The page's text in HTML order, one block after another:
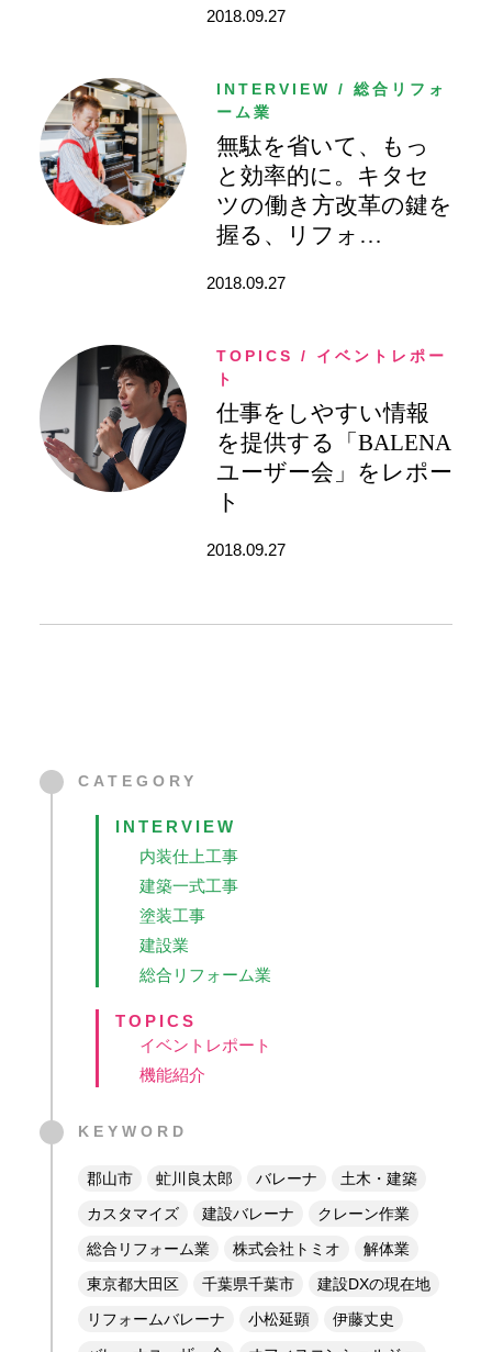
2018.09.27
INTERVIEW / 総合リフォ
ーム業
無駄を省いて、もっ
と効率的に。キタセ
ツの働き方改革の鍵を
握る、リフォ …
2018.09.27
TOPICS / イベントレポー
ト
仕事をしやすい情報
を提供する「BALENA
ユーザー会」をレポー
ト
2018.09.27
CATEGORY
INTERVIEW
内装仕上工事
建築一式工事
塗装工事
建設業
総合リフォーム業
TOPICS
イベントレポート
機能紹介
KEYWORD
郡山市 虻川良太郎 バレーナ
土木・建築
カスタマイズ
建設バレーナ
クレーン作業
総合リフォーム業
株式会社トミオ
解体業
東京都大田区
千葉県千葉市
建設DXの現在地
リフォームバレーナ
小松延顕
伊藤丈史